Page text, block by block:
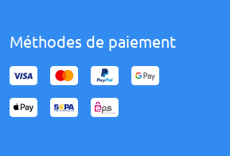
Méthodes de paiement